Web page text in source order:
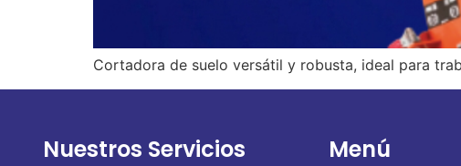
Cortadora de suelo versátil y robusta, ideal para
Nuestros Servicios Menú